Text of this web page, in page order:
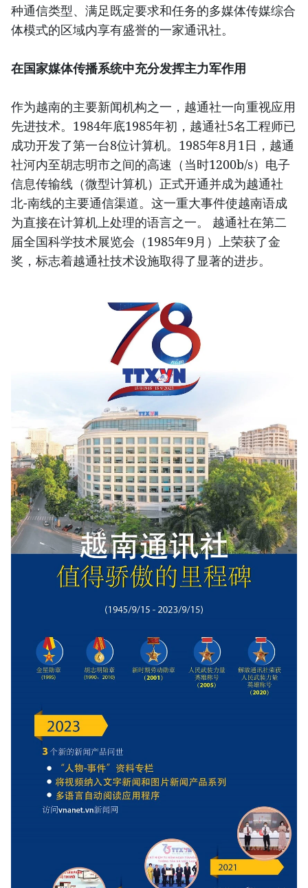
种通信类型、满足既定要求和任务的多媒体传媒综合
体模式的区域内享有盛誉的一家通讯社。
在国家媒体传播系统中充分发挥主力军作用
作为越南的主要新闻机构之一，越通社一向重视应用
先进技术。1984年底1985年初，越通社5名工程师已
成功开发了第一台8位计算机。1985年8月1日，越通
社河内至胡志明市之间的高速（当时1200b/s）电子
信息传输线（微型计算机）正式开通并成为越通社
北-南线的主要通信渠道。这一重大事件使越南语成
为直接在计算机上处理的语言之一。 越通社在第二
届全国科学技术展览会（1985年9月）上荣获了金
奖，标志着越通社技术设施取得了显著的进步。